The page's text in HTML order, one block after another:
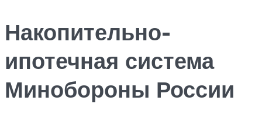
Накопительно-
ипотечная система
Минобороны России